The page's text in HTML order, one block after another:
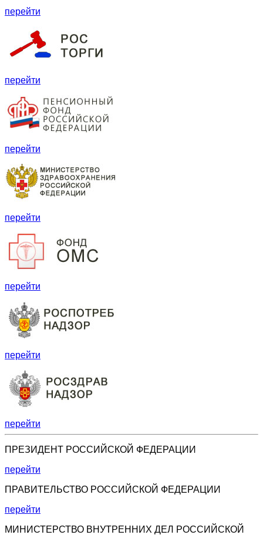
перейти
перейти
перейти
перейти
перейти
перейти
перейти
ПРЕЗИДЕНТ РОССИЙСКОЙ ФЕДЕРАЦИИ
перейти
ПРАВИТЕЛЬСТВО РОССИЙСКОЙ ФЕДЕРАЦИИ
перейти
МИНИСТЕРСТВО ВНУТРЕННИХ ДЕЛ РОССИЙСКОЙ